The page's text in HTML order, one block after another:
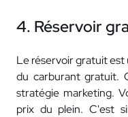
4. Réservoir
Le réservoir gratuit
du carburant gratuit.
stratégie marketing.
prix du plein. C'est